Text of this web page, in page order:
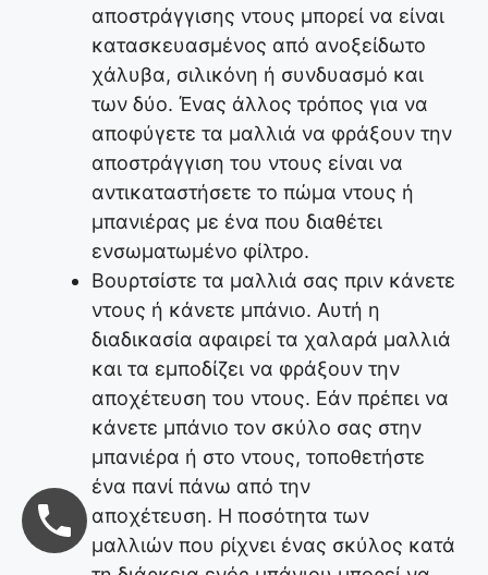
αποστράγγισης ντους μπορεί να είναι
κατασκευασμένος από ανοξείδωτο
χάλυβα, σιλικόνη ή συνδυασμό και
των δύο. Ένας άλλος τρόπος για να
αποφύγετε τα μαλλιά να φράξουν την
αποστράγγιση του ντους είναι να
αντικαταστήσετε το πώμα ντους ή
μπανιέρας με ένα που διαθέτει
ενσωματωμένο φίλτρο.
Βουρτσίστε τα μαλλιά σας πριν κάνετε
ντους ή κάνετε μπάνιο. Αυτή η
διαδικασία αφαιρεί τα χαλαρά μαλλιά
και τα εμποδίζει να φράξουν την
αποχέτευση του ντους. Εάν πρέπει να
κάνετε μπάνιο τον σκύλο σας στην
μπανιέρα ή στο ντους, τοποθετήστε
ένα πανί πάνω από την
αποχέτευση. Η ποσότητα των
μαλλιών που ρίχνει ένας σκύλος κατά